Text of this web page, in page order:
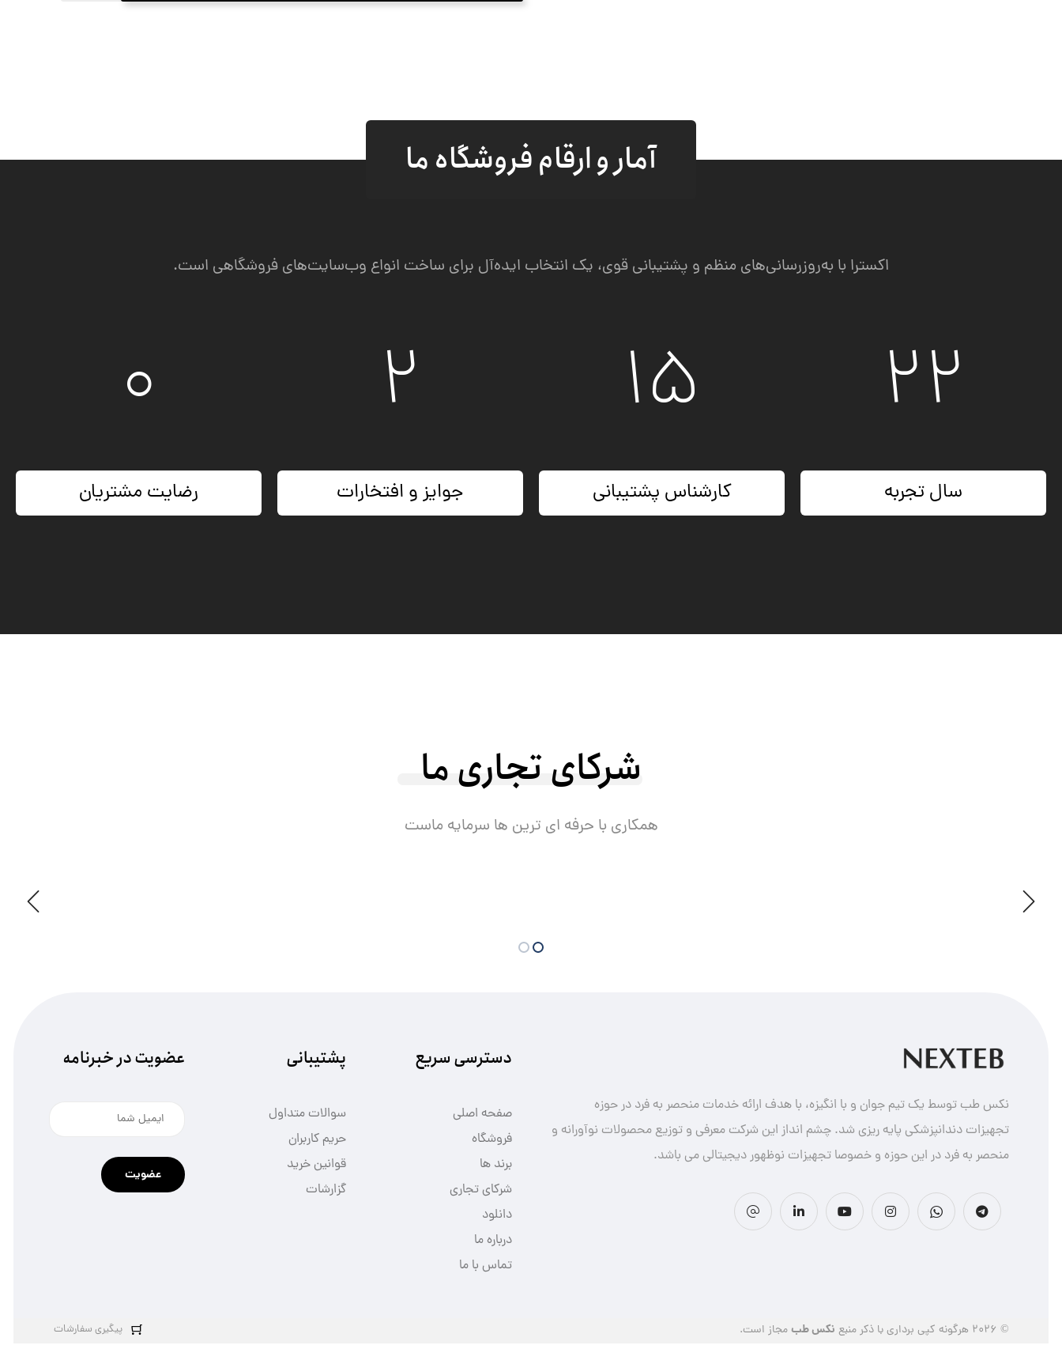
آمار و ارقام فروشگاه ما
اکسترا با به‌روزرسانی‌های منظم و پشتیبانی قوی، یک انتخاب ایده‌آل برای ساخت انواع وب‌سایت‌های فروشگاهی است.
۲۶
سال تجربه
۲۳
کارشناس پشتیبانی
۵
جوایز و افتخارات
۲۱
رضایت مشتریان
شرکای تجاری ما
همکاری با حرفه ای ترین ها سرمایه ماست
نکس طب توسط یک تیم جوان و با انگیزه، با هدف ارائه خدمات منحصر به فرد در حوزه
تجهیزات دندانپزشکی پایه ریزی شد. چشم انداز این شرکت معرفی و توزیع محصولات نوآورانه و
منحصر به فرد در این حوزه و خصوصا تجهیزات نوظهور دیجیتالی می باشد.
دسترسی سریع
صفحه اصلی
فروشگاه
برند ها
شرکای تجاری
دانلود
درباره ما
تماس با ما
پشتیبانی
سوالات متداول
حریم کاربران
قوانین خرید
گزارشات
عضویت در خبرنامه
عضویت
© ۲۰۲۶ هرگونه کپی برداری با ذکر منبع نکس طبمجاز است. پیگیری سفارشات